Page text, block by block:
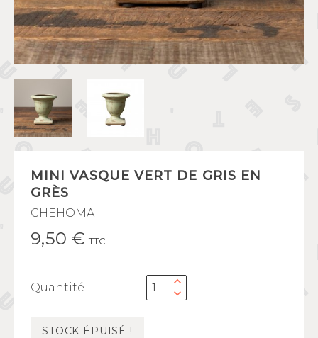
MINI VASQUE VERT DE GRIS EN
GRÈS
CHEHOMA
9,50 € TTC
Quantité
STOCK ÉPUISÉ !